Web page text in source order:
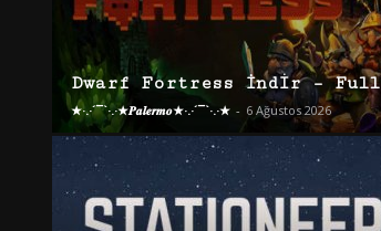
Dwarf Fortress İndir – Full
★·.·´¯`·.·★𝑷𝒂𝒍𝒆𝒓𝒎𝒐★·.·´¯`·.·★ - 6 Ağustos 2026